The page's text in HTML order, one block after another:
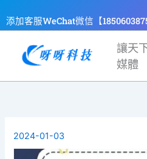
至
容
添加客服WeChat微信【
讓天
媒體
2024-01-03